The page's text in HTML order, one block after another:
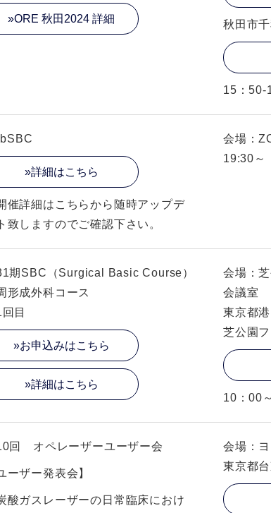
»ORE 秋田2024 詳細 秋田市
15：50-
»詳細はこちら
催詳細はこちらから随時アップデ
致しますのでご確認下さい。
会場：
19:30～
期SBC（Surgical Basic Course）
形成外科コース
目
»お申込みはこちら
»詳細はこちら
会場：
会議室
東京都
芝公園
10：00
回 オペレーザーユーザー会
ーザー発表会】
酸ガスレーザーの日常臨床におけ
会場：
東京都